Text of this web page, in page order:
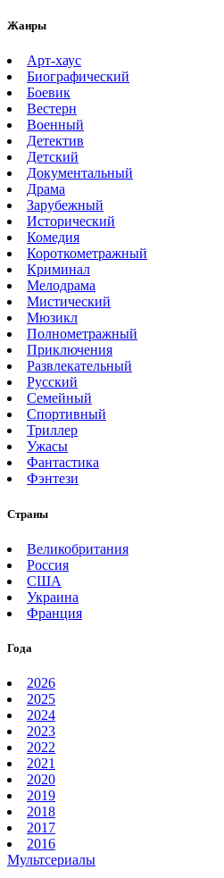
Жанры
Арт-хаус
Биографический
Боевик
Вестерн
Военный
Детектив
Детский
Документальный
Драма
Зарубежный
Исторический
Комедия
Короткометражный
Криминал
Мелодрама
Мистический
Мюзикл
Полнометражный
Приключения
Развлекательный
Русский
Семейный
Спортивный
Триллер
Ужасы
Фантастика
Фэнтези
Страны
Великобритания
Россия
США
Украина
Франция
Года
2026
2025
2024
2023
2022
2021
2020
2019
2018
2017
2016
Мультсериалы